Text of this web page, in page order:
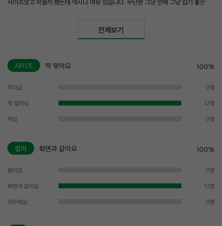
사이즈보고 작을까 했는데 역시나 여유 있습니다. 무난한 그냥 안에 그냥 입기 좋은 티입니다~
전체보기
사이즈 딱 맞아요 100%
작아요 0명
딱 맞아요 12명
커요 0명
컬러 화면과 같아요 100%
밝아요 0명
화면과 같아요 12명
어두워요 0명